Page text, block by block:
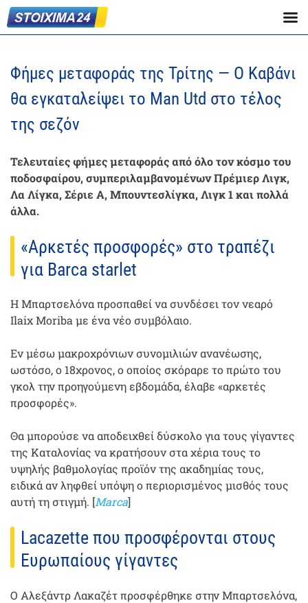
Φήμες μεταφοράς της Τρίτης — Ο Καβάνι
θα εγκαταλείψει το Man Utd στο τέλος
της σεζόν
Τελευταίες φήμες μεταφοράς από όλο τον κόσμο του
ποδοσφαίρου, συμπεριλαμβανομένων Πρέμιερ Λιγκ,
Λα Λίγκα, Σέριε Α, Μπουντεσλίγκα, Λιγκ 1 και πολλά
άλλα.
«Αρκετές προσφορές» στο τραπέζι
για Barca starlet
Η Μπαρτσελόνα προσπαθεί να συνδέσει τον νεαρό
Ilaix Moriba με ένα νέο συμβόλαιο.
Εν μέσω μακροχρόνιων συνομιλιών ανανέωσης,
ωστόσο, ο 18χρονος, ο οποίος σκόραρε το πρώτο του
γκολ την προηγούμενη εβδομάδα, έλαβε «αρκετές
προσφορές».
Θα μπορούσε να αποδειχθεί δύσκολο για τους γίγαντες
της Καταλονίας να κρατήσουν στα χέρια τους το
υψηλής βαθμολογίας προϊόν της ακαδημίας τους,
ειδικά αν ληφθεί υπόψη ο περιορισμένος μισθός τους
αυτή τη στιγμή. [Marca]
Lacazette που προσφέρονται στους
Ευρωπαίους γίγαντες
Ο Αλεξάντρ Λακαζέτ προσφέρθηκε στην Μπαρτσελόνα,